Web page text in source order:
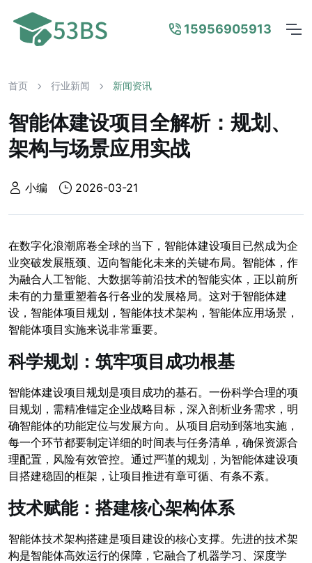
15956905913
首页 行业新闻 新闻资讯
智能体建设项目全解析：规划、
架构与场景应用实战
小编 2026-03-21
在数字化浪潮席卷全球的当下，智能体建设项目已然成为企
业突破发展瓶颈、迈向智能化未来的关键布局。智能体，作
为融合人工智能、大数据等前沿技术的智能实体，正以前所
未有的力量重塑着各行各业的发展格局。这对于智能体建
设，智能体项目规划，智能体技术架构，智能体应用场景，
智能体项目实施来说非常重要。
科学规划：筑牢项目成功根基
智能体建设项目规划是项目成功的基石。一份科学合理的项
目规划，需精准锚定企业战略目标，深入剖析业务需求，明
确智能体的功能定位与发展方向。从项目启动到落地实施，
每一个环节都要制定详细的时间表与任务清单，确保资源合
理配置，风险有效管控。通过严谨的规划，为智能体建设项
目搭建稳固的框架，让项目推进有章可循、有条不紊。
技术赋能：搭建核心架构体系
智能体技术架构搭建是项目建设的核心支撑。先进的技术架
构是智能体高效运行的保障，它融合了机器学习、深度学